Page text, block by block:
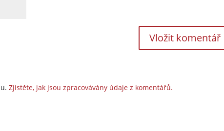
Zjistěte, jak jsou zpracovávány údaje z komentářů.